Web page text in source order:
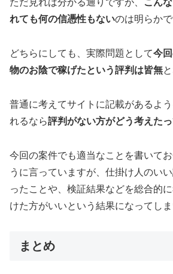
ただ見れば分かる通りですが、
こん
れても何の信憑性もないのは明らかで
どちらにしても、実際問題として今
物のお陰で稼げたという評判は皆無
普通に考えてサイトに記載があるよ
れるなら評判がない方がどう考えた
今回の案件でも適当なことを書いて
うに言っていますが、仕掛け人のい
ったことや、検証結果などを総合的
けた方がいいという結果になってしま
まとめ